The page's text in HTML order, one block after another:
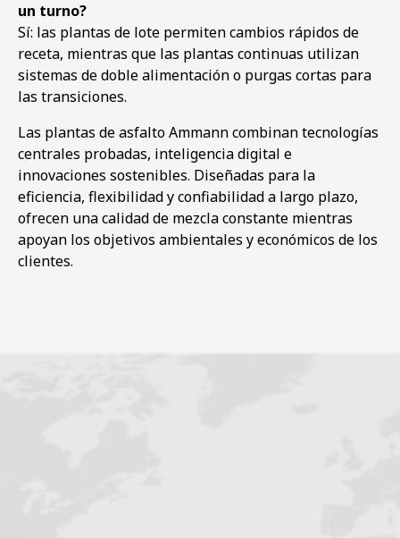
un turno?
Sí: las plantas de lote permiten cambios rápidos de
receta, mientras que las plantas continuas utilizan
sistemas de doble alimentación o purgas cortas para
las transiciones.
Las plantas de asfalto Ammann combinan tecnologías
centrales probadas, inteligencia digital e
innovaciones sostenibles. Diseñadas para la
eficiencia, flexibilidad y confiabilidad a largo plazo,
ofrecen una calidad de mezcla constante mientras
apoyan los objetivos ambientales y económicos de los
clientes.